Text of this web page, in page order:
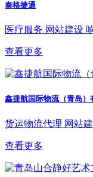
泰格捷通
医疗服务 网站建设
查看更多
鑫捷航国际物流（青岛）
货运物流代理 网站
查看更多